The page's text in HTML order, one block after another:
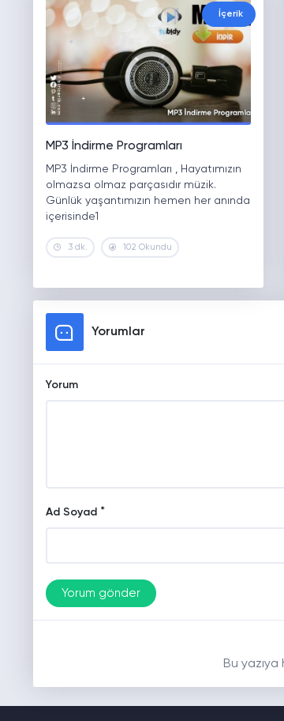
İçerik
MP3 İndirme Programları
MP3 İndirme Programları , Hayatımızın
olmazsa olmaz parçasıdır müzik.
Günlük yaşantımızın hemen her anında
içerisinde1
3 dk. 102 Okundu
Yorumlar
Yorum
Ad Soyad *
Bu